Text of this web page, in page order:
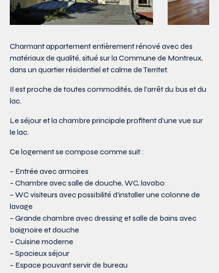
Charmant appartement entièrement rénové avec des
matériaux de qualité, situé sur la Commune de Montreux,
dans un quartier résidentiel et calme de Territet.
Il est proche de toutes commodités, de l’arrêt du bus et du
lac.
Le séjour et la chambre principale profitent d’une vue sur
le lac.
Ce logement se compose comme suit :
– Entrée avec armoires
– Chambre avec salle de douche, WC, lavabo
– WC visiteurs avec possibilité d’installer une colonne de
lavage
– Grande chambre avec dressing et salle de bains avec
baignoire et douche
– Cuisine moderne
– Spacieux séjour
– Espace pouvant servir de bureau